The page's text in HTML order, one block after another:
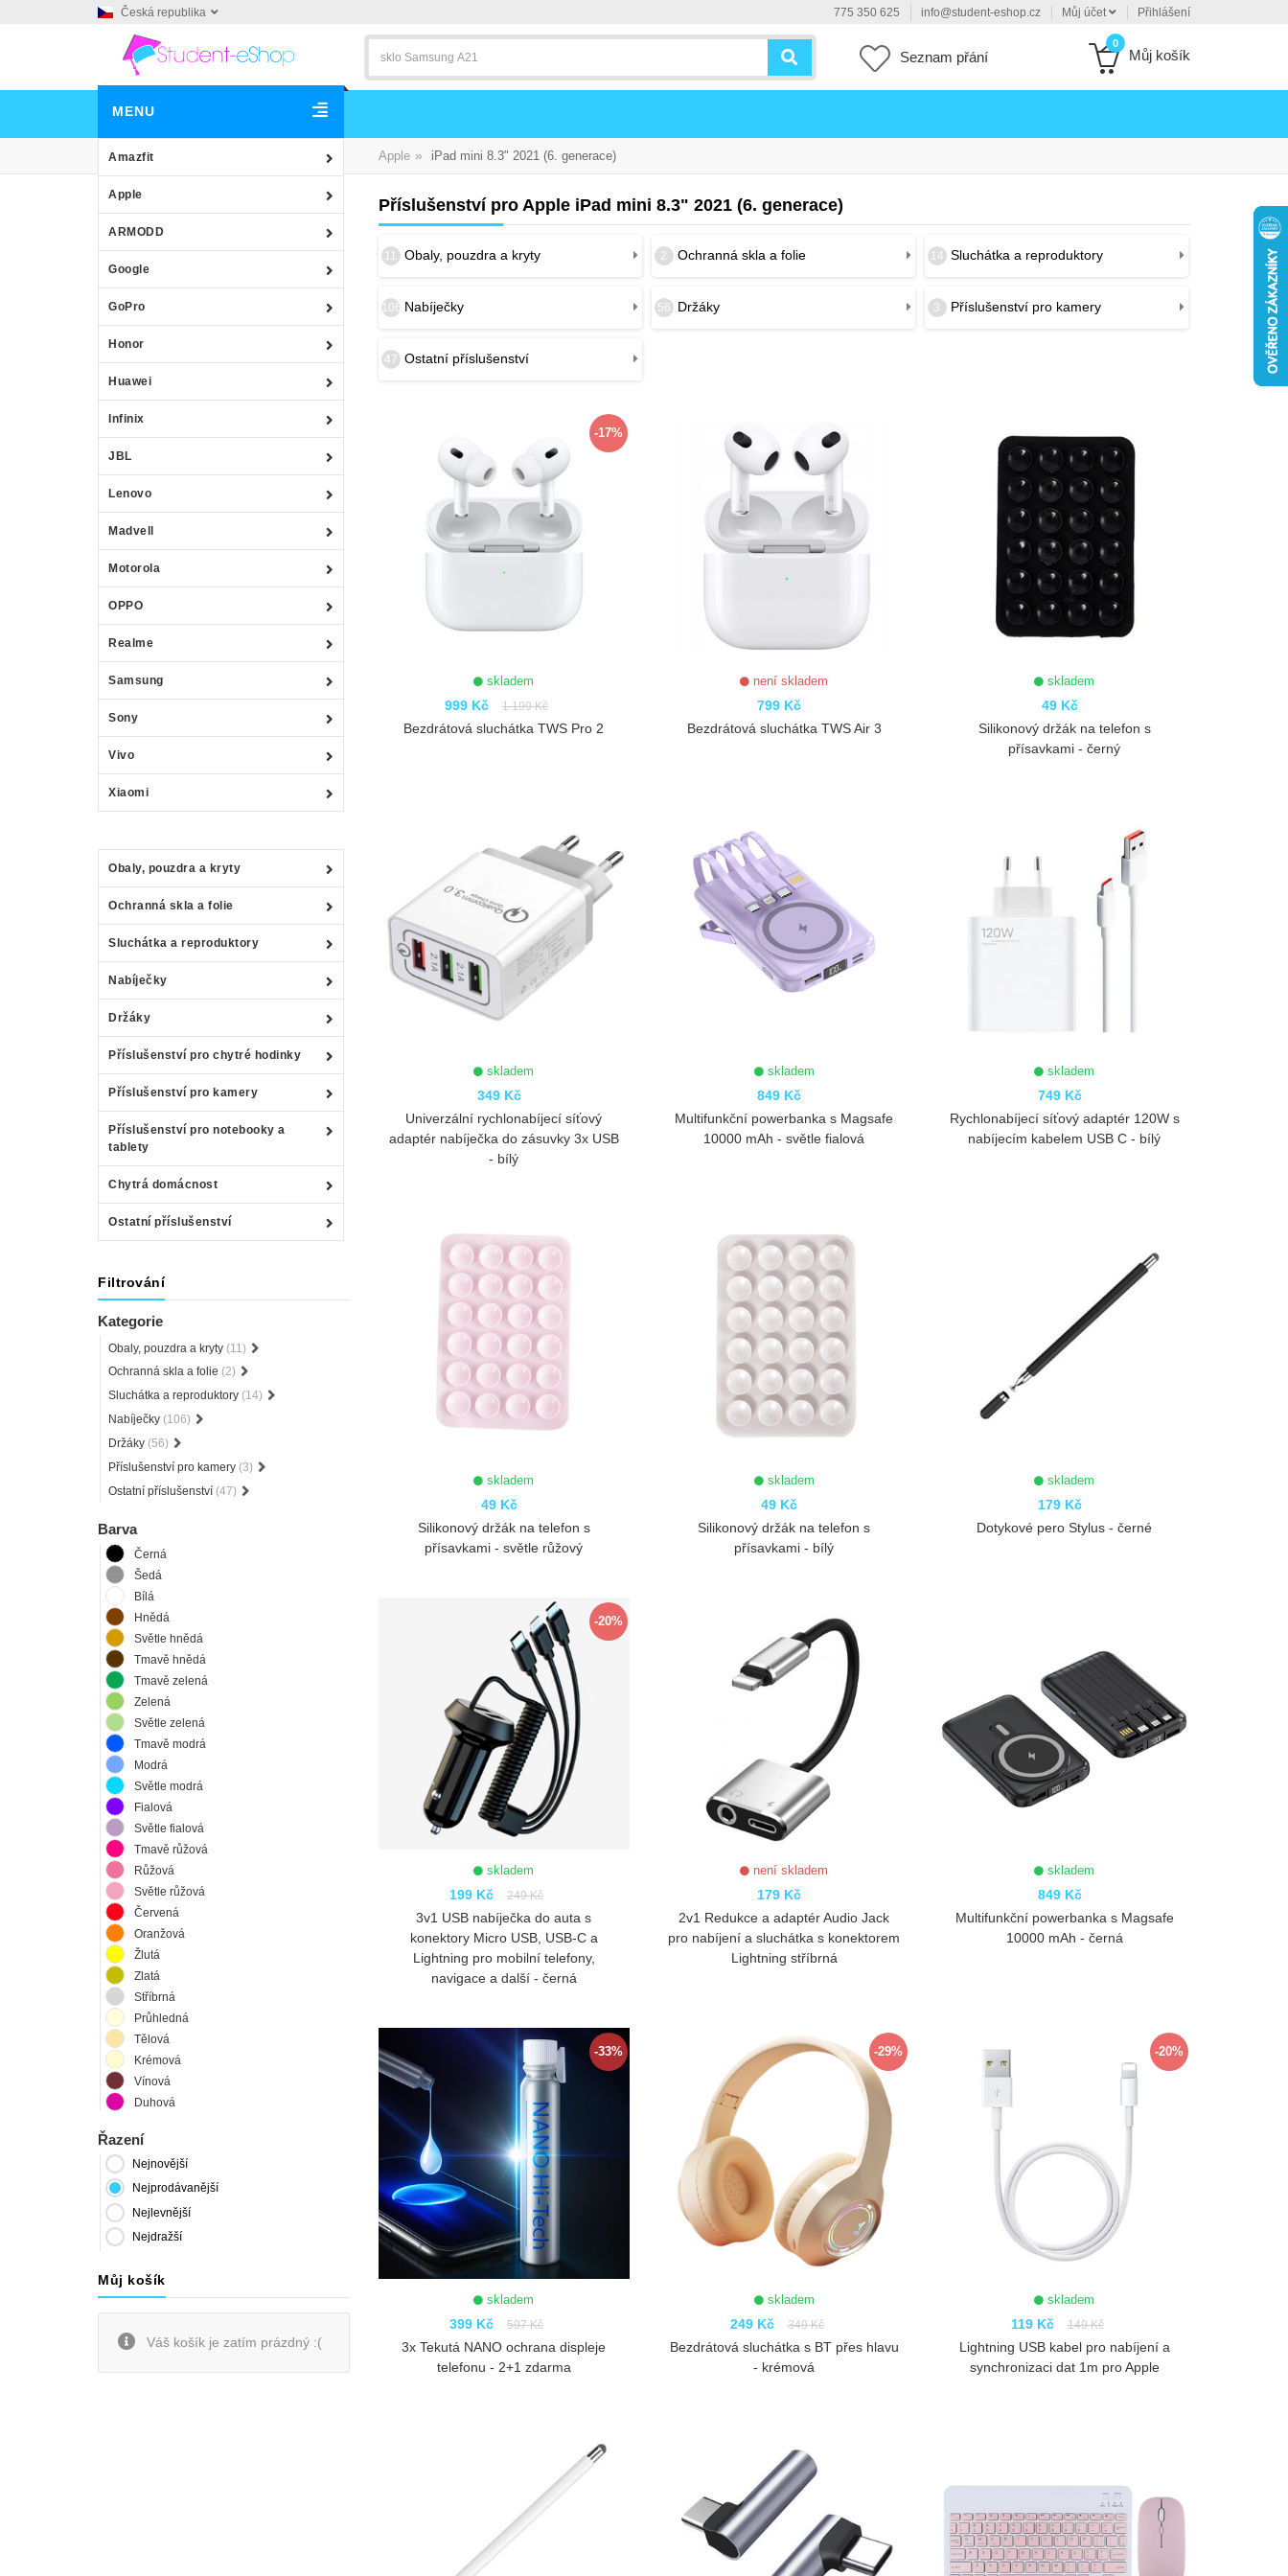
Česká republika 775 350 625 info@student-eshop.cz Můj účet Přihlášení
Seznam přání
0
Můj košík
MENU
Amazfit
Apple
ARMODD
Google
GoPro
Honor
Huawei
Infinix
JBL
Lenovo
Madvell
Motorola
OPPO
Realme
Samsung
Sony
Vivo
Xiaomi
Obaly, pouzdra a kryty
Ochranná skla a folie
Sluchátka a reproduktory
Nabíječky
Držáky
Příslušenství pro chytré hodinky
Příslušenství pro kamery
Příslušenství pro notebooky a
tablety
Chytrá domácnost
Ostatní příslušenství
Apple » iPad mini 8.3" 2021 (6. generace)
Filtrování
Kategorie
Obaly, pouzdra a kryty (11)
Ochranná skla a folie (2)
Sluchátka a reproduktory (14)
Nabíječky (106)
Držáky (56)
Příslušenství pro kamery (3)
Ostatní příslušenství (47)
Barva
Černá
Šedá
Bílá
Hnědá
Světle hnědá
Tmavě hnědá
Tmavě zelená
Zelená
Světle zelená
Tmavě modrá
Modrá
Světle modrá
Fialová
Světle fialová
Tmavě růžová
Růžová
Světle růžová
Červená
Oranžová
Žlutá
Zlatá
Stříbrná
Průhledná
Tělová
Krémová
Vínová
Duhová
Řazení
Nejnovější
Nejprodávanější
Nejlevnější
Nejdražší
Můj košík
Váš košík je zatím prázdný :(
Příslušenství pro Apple iPad mini 8.3" 2021 (6. generace)
11 Obaly, pouzdra a kryty 2 Ochranná skla a folie 14 Sluchátka a reproduktory
106 Nabíječky 56 Držáky 3 Příslušenství pro kamery
47 Ostatní příslušenství
-17%
skladem
999 Kč 1 199 Kč
Bezdrátová sluchátka TWS Pro 2
není skladem
799 Kč
Bezdrátová sluchátka TWS Air 3
skladem
49 Kč
Silikonový držák na telefon s
přísavkami - černý
skladem
349 Kč
Univerzální rychlonabíjecí síťový
adaptér nabíječka do zásuvky 3x USB
- bílý
skladem
849 Kč
Multifunkční powerbanka s Magsafe
10000 mAh - světle fialová
skladem
749 Kč
Rychlonabíjecí síťový adaptér 120W s
nabíjecím kabelem USB C - bílý
skladem
49 Kč
Silikonový držák na telefon s
přísavkami - světle růžový
skladem
49 Kč
Silikonový držák na telefon s
přísavkami - bílý
skladem
179 Kč
Dotykové pero Stylus - černé
-20%
skladem
199 Kč 249 Kč
ZOBRAZIT
3v1 USB nabíječka do auta s
konektory Micro USB, USB-C a
Lightning pro mobilní telefony,
navigace a další - černá
není skladem
179 Kč
ZOBRAZIT
2v1 Redukce a adaptér Audio Jack
pro nabíjení a sluchátka s konektorem
Lightning stříbrná
skladem
849 Kč
Multifunkční powerbanka s Magsafe
10000 mAh - černá
-33%
skladem
399 Kč 597 Kč
3x Tekutá NANO ochrana displeje
telefonu - 2+1 zdarma
-29%
skladem
249 Kč 349 Kč
Bezdrátová sluchátka s BT přes hlavu
- krémová
-20%
skladem
119 Kč 149 Kč
Lightning USB kabel pro nabíjení a
synchronizaci dat 1m pro Apple